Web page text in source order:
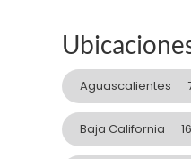
Aguascalientes
Baja California 16